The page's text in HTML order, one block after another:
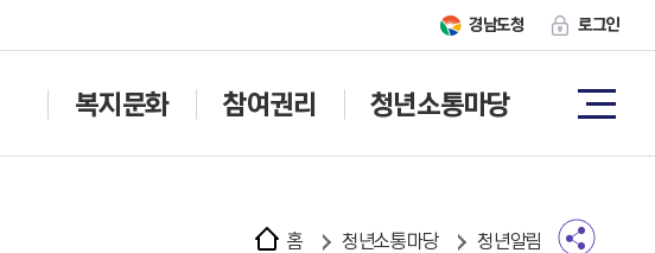
경남도청 로그인
복지문화 참여권리 청년소통마당
홈 청년소통마당 청년알림